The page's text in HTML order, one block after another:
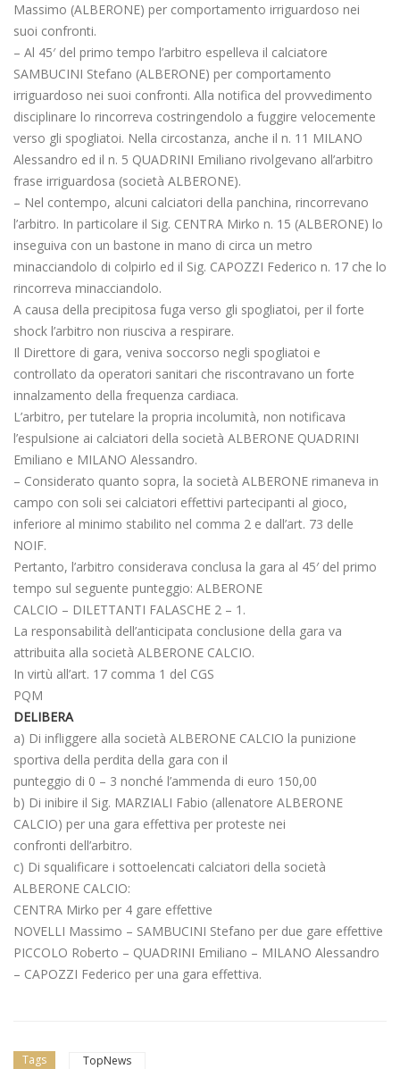
Massimo (ALBERONE) per comportamento irriguardoso nei
suoi confronti.
– Al 45′ del primo tempo l’arbitro espelleva il calciatore
SAMBUCINI Stefano (ALBERONE) per comportamento
irriguardoso nei suoi confronti. Alla notifica del provvedimento
disciplinare lo rincorreva costringendolo a fuggire velocemente
verso gli spogliatoi. Nella circostanza, anche il n. 11 MILANO
Alessandro ed il n. 5 QUADRINI Emiliano rivolgevano all’arbitro
frase irriguardosa (società ALBERONE).
– Nel contempo, alcuni calciatori della panchina, rincorrevano
l’arbitro. In particolare il Sig. CENTRA Mirko n. 15 (ALBERONE) lo
inseguiva con un bastone in mano di circa un metro
minacciandolo di colpirlo ed il Sig. CAPOZZI Federico n. 17 che lo
rincorreva minacciandolo.
A causa della precipitosa fuga verso gli spogliatoi, per il forte
shock l’arbitro non riusciva a respirare.
Il Direttore di gara, veniva soccorso negli spogliatoi e
controllato da operatori sanitari che riscontravano un forte
innalzamento della frequenza cardiaca.
L’arbitro, per tutelare la propria incolumità, non notificava
l’espulsione ai calciatori della società ALBERONE QUADRINI
Emiliano e MILANO Alessandro.
– Considerato quanto sopra, la società ALBERONE rimaneva in
campo con soli sei calciatori effettivi partecipanti al gioco,
inferiore al minimo stabilito nel comma 2 e dall’art. 73 delle
NOIF.
Pertanto, l’arbitro considerava conclusa la gara al 45′ del primo
tempo sul seguente punteggio: ALBERONE
CALCIO – DILETTANTI FALASCHE 2 – 1.
La responsabilità dell’anticipata conclusione della gara va
attribuita alla società ALBERONE CALCIO.
In virtù all’art. 17 comma 1 del CGS
PQM
DELIBERA
a) Di infliggere alla società ALBERONE CALCIO la punizione
sportiva della perdita della gara con il
punteggio di 0 – 3 nonché l’ammenda di euro 150,00
b) Di inibire il Sig. MARZIALI Fabio (allenatore ALBERONE
CALCIO) per una gara effettiva per proteste nei
confronti dell’arbitro.
c) Di squalificare i sottoelencati calciatori della società
ALBERONE CALCIO:
CENTRA Mirko per 4 gare effettive
NOVELLI Massimo – SAMBUCINI Stefano per due gare effettive
PICCOLO Roberto – QUADRINI Emiliano – MILANO Alessandro
– CAPOZZI Federico per una gara effettiva.
Tags TopNews